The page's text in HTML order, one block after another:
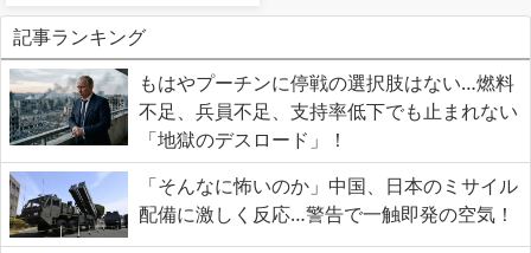
記事ランキング
もはやプーチンに停戦の選択肢はない…燃料
不足、兵員不足、支持率低下でも止まれない
「地獄のデスロード」！
「そんなに怖いのか」中国、日本のミサイル
配備に激しく反応…警告で一触即発の空気！